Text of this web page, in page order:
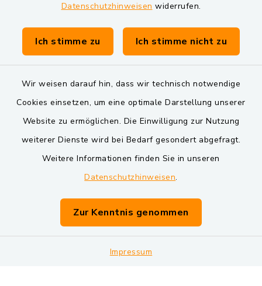
Datenschutzhinweisen widerrufen.
Ich stimme zu Ich stimme nicht zu
Wir weisen darauf hin, dass wir technisch notwendige
Cookies einsetzen, um eine optimale Darstellung unserer
Website zu ermöglichen. Die Einwilligung zur Nutzung
weiterer Dienste wird bei Bedarf gesondert abgefragt.
Weitere Informationen finden Sie in unseren
Datenschutzhinweisen.
Zur Kenntnis genommen
Impressum
Gemeinde Schwarzach bei Nabburg
Verwaltungsgemeinschaft Schwarzenfeld
Barrierefreiheit
Impressum
Sitemap